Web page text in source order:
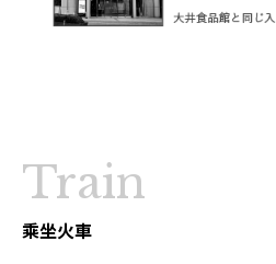
Train
乘坐火車